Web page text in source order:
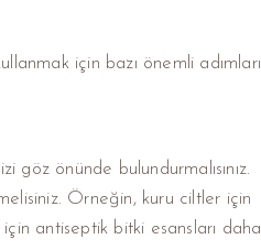
için bazı önemli adımları
göz önünde bulundurmalısınız.
Örneğin, kuru ciltler için
antiseptik bitki esansları daha